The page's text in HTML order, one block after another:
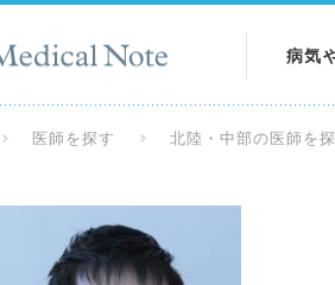
病気
検
医師を探す 北陸・中部の医師を